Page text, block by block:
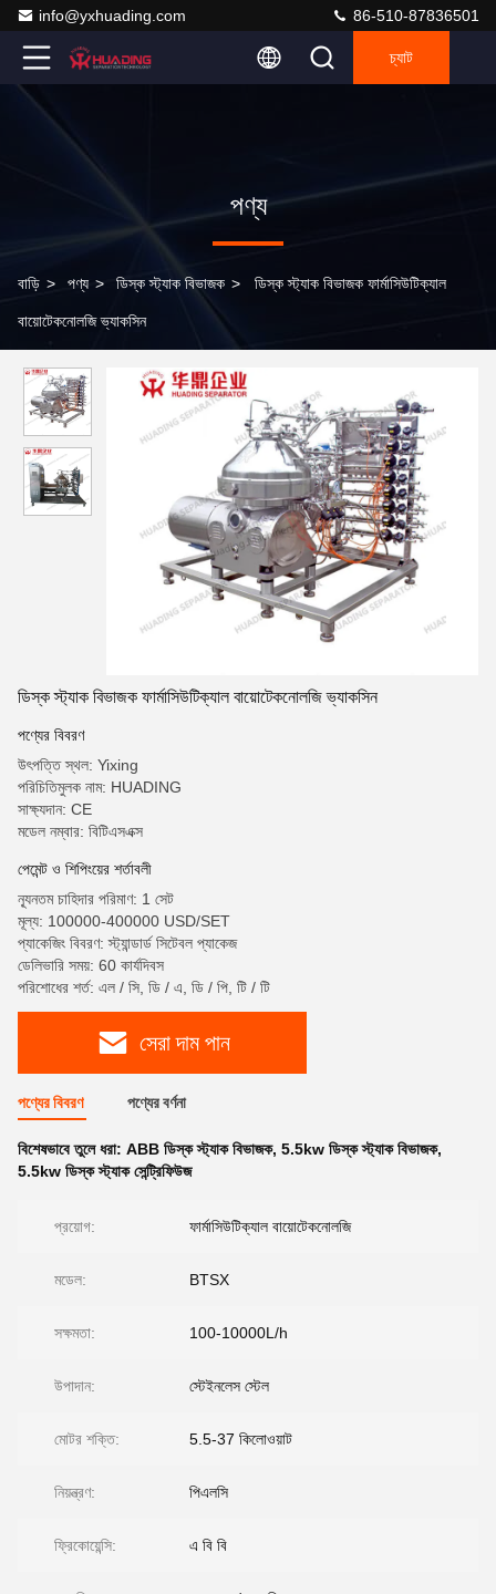
info@yxhuading.com 86-510-87836501
চ্যাট
পণ্য
বাড়ি > পণ্য > ডিস্ক স্ট্যাক বিভাজক > ডিস্ক স্ট্যাক বিভাজক ফার্মাসিউটিক্যাল
বায়োটেকনোলজি ভ্যাকসিন
ডিস্ক স্ট্যাক বিভাজক ফার্মাসিউটিক্যাল বায়োটেকনোলজি ভ্যাকসিন
পণ্যের বিবরণ
উৎপত্তি স্থল: Yixing
পরিচিতিমুলক নাম: HUADING
সাক্ষ্যদান: CE
মডেল নম্বার: বিটিএসএক্স
পেমেন্ট ও শিপিংয়ের শর্তাবলী
ন্যূনতম চাহিদার পরিমাণ: 1 সেট
মূল্য: 100000-400000 USD/SET
প্যাকেজিং বিবরণ: স্ট্যান্ডার্ড সিটেবল প্যাকেজ
ডেলিভারি সময়: 60 কার্যদিবস
পরিশোধের শর্ত: এল / সি, ডি / এ, ডি / পি, টি / টি
সেরা দাম পান
পণ্যের বিবরণ পণ্যের বর্ণনা
বিশেষভাবে তুলে ধরা: ABB ডিস্ক স্ট্যাক বিভাজক, 5.5kw ডিস্ক স্ট্যাক বিভাজক,
5.5kw ডিস্ক স্ট্যাক সেন্ট্রিফিউজ
প্রয়োগ: ফার্মাসিউটিক্যাল বায়োটেকনোলজি
মডেল: BTSX
সক্ষমতা: 100-10000L/h
উপাদান: স্টেইনলেস স্টেল
মোটর শক্তি: 5.5-37 কিলোওয়াট
নিয়ন্ত্রণ: পিএলসি
ফ্রিকোয়েন্সি: এ বি বি